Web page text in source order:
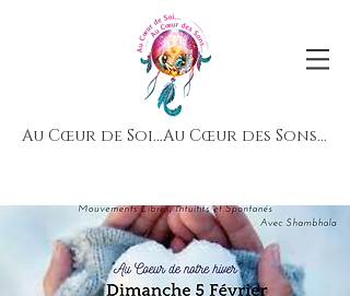
Au Cœur de Soi...Au Cœur des Sons...